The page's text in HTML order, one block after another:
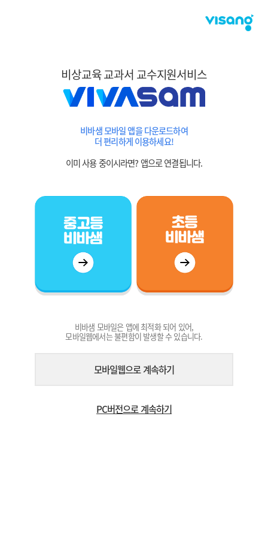
비상교육 교과서 교수지원서비스
비바샘 모바일 앱을 다운로드하여
더 편리하게 이용하세요!
이미 사용 중이시라면? 앱으로 연결됩니다.
비바샘 모바일은 앱에 최적화 되어 있어,
모바일웹에서는 불편함이 발생할 수 있습니다.
모바일웹으로 계속하기
PC버전으로 계속하기